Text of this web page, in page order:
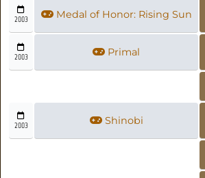
2003 Medal of Honor: Rising Sun
2003 Primal
2003 Shinobi